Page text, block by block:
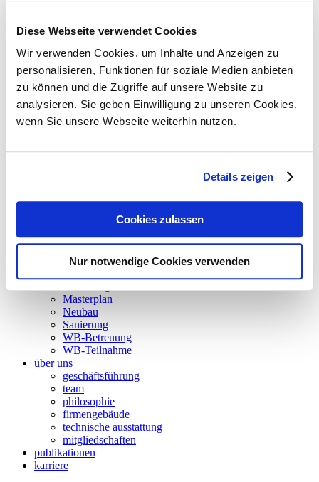
Diese Webseite verwendet Cookies
Wir verwenden Cookies, um Inhalte und Anzeigen zu
personalisieren, Funktionen für soziale Medien anbieten
zu können und die Zugriffe auf unsere Website zu
analysieren. Sie geben Einwilligung zu unseren Cookies,
wenn Sie unsere Webseite weiterhin nutzen.
Details zeigen
Cookies zulassen
Nur notwendige Cookies verwenden
Einsatz einer Photovoltaikanlage
neuigkeiten
leistungen
climadesign
tga-planung
energieversorgung
gebäudeautomation
nachhaltigkeit
forschung
wettbewerbsbetreuung
BIM
Masterplan
Neubau
Sanierung
WB-Betreuung
WB-Teilnahme
über uns
geschäftsführung
team
philosophie
firmengebäude
technische ausstattung
mitgliedschaften
publikationen
karriere